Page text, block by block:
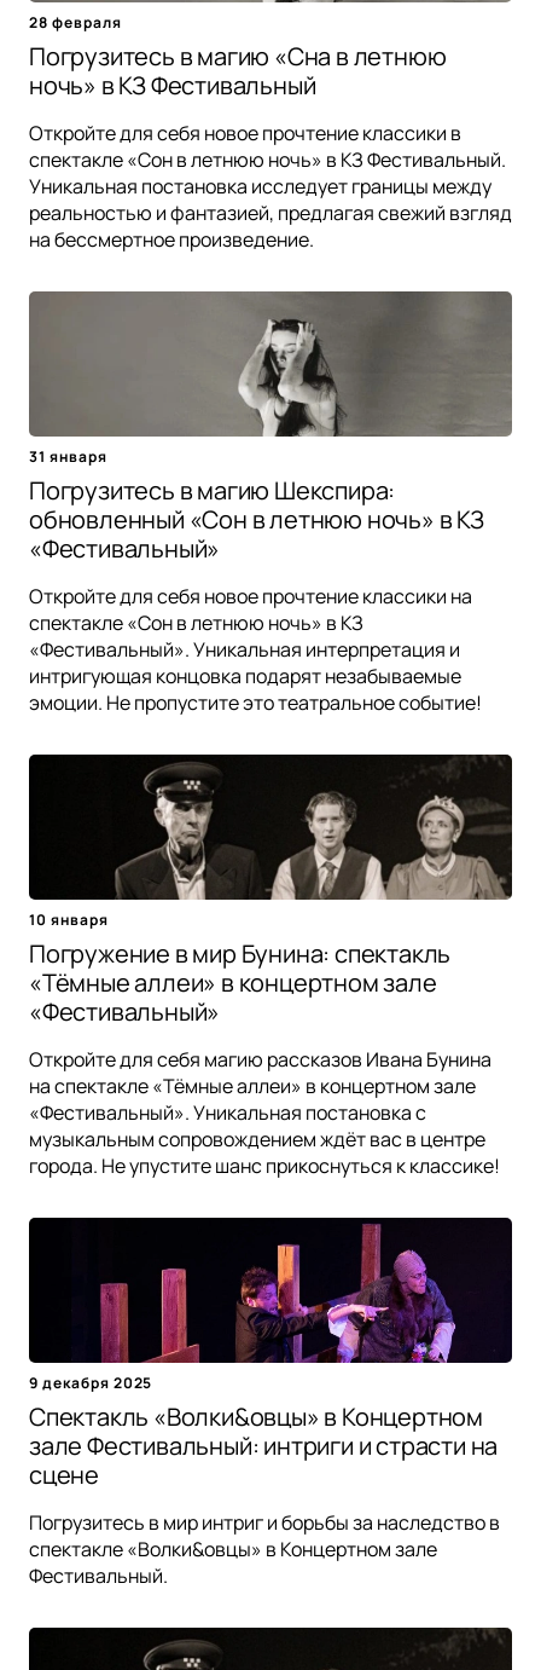
28 февраля
Погрузитесь в магию «Сна в летнюю
ночь» в КЗ Фестивальный
Откройте для себя новое прочтение классики в
спектакле «Сон в летнюю ночь» в КЗ Фестивальный.
Уникальная постановка исследует границы между
реальностью и фантазией, предлагая свежий взгляд
на бессмертное произведение.
31 января
Погрузитесь в магию Шекспира:
обновленный «Сон в летнюю ночь» в КЗ
«Фестивальный»
Откройте для себя новое прочтение классики на
спектакле «Сон в летнюю ночь» в КЗ
«Фестивальный». Уникальная интерпретация и
интригующая концовка подарят незабываемые
эмоции. Не пропустите это театральное событие!
10 января
Погружение в мир Бунина: спектакль
«Тёмные аллеи» в концертном зале
«Фестивальный»
Откройте для себя магию рассказов Ивана Бунина
на спектакле «Тёмные аллеи» в концертном зале
«Фестивальный». Уникальная постановка с
музыкальным сопровождением ждёт вас в центре
города. Не упустите шанс прикоснуться к классике!
9 декабря 2025
Спектакль «Волки&овцы» в Концертном
зале Фестивальный: интриги и страсти на
сцене
Погрузитесь в мир интриг и борьбы за наследство в
спектакле «Волки&овцы» в Концертном зале
Фестивальный.